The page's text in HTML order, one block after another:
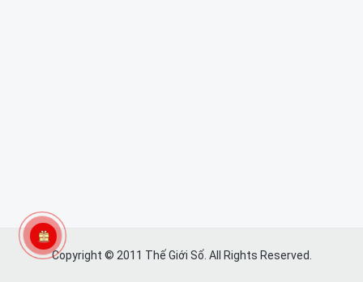
Copyright © 2011 Thế Giới Số. All Rights Reserved.